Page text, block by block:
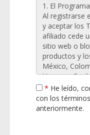
* He leído,
con los
anteriormente.